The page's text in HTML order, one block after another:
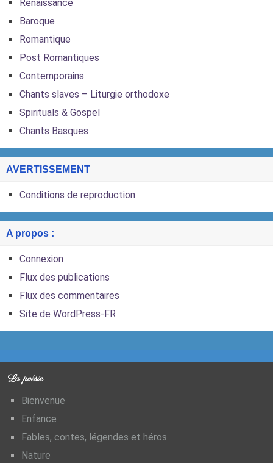
Renaissance
Baroque
Romantique
Post Romantiques
Contemporains
Chants slaves – Liturgie orthodoxe
Spirituals & Gospel
Chants Basques
AVERTISSEMENT
Conditions de reproduction
A propos :
Connexion
Flux des publications
Flux des commentaires
Site de WordPress-FR
La poésie
Bienvenue
Enfance
Fables, contes, légendes et héros
Nature